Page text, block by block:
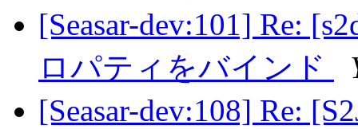
[Seasar-dev:101] Re:
ロパティをバインド
[Seasar-dev:108] Re: